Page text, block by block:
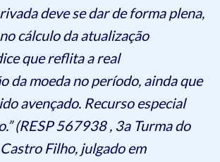
deve se dar de forma plena,
cálculo da atualização
que reflita a real
da moeda no período, ainda que
avençado. Recurso especial
(RESP 567938 , 3a Turma do
Filho, julgado em